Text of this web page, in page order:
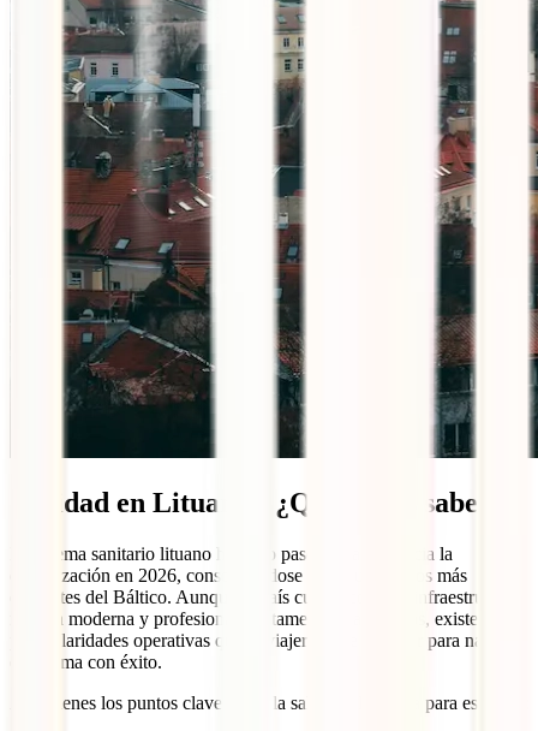
Sanidad en Lituania: ¿Qué debes saber?
El sistema sanitario lituano ha dado pasos gigantes hacia la
digitalización en 2026, consolidándose como uno de los más
eficientes del Báltico. Aunque el país cuenta con una infraestructura
médica moderna y profesionales altamente cualificados, existen
particularidades operativas que el viajero debe conocer para navegar
el sistema con éxito.
Aquí tienes los puntos clave sobre la salud en Lituania para este año: